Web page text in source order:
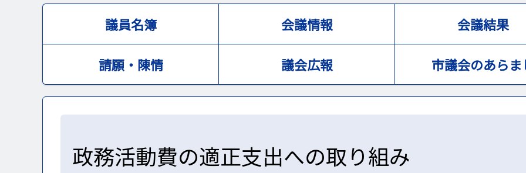
議員名簿 会議情報 会議結果
請願・陳情 議会広報 市議会のあらま
政務活動費の適正支出への取り組み